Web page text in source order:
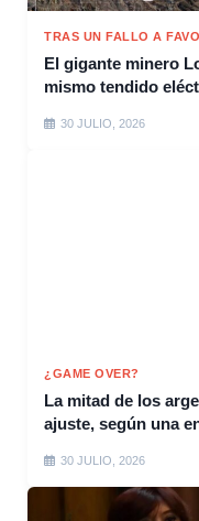
TRAS UN FALLO A
El gigante minero
mismo tendido
30 JULIO, 2026
¿GAME OVER?
La mitad de los
ajuste, según una
30 JULIO, 2026